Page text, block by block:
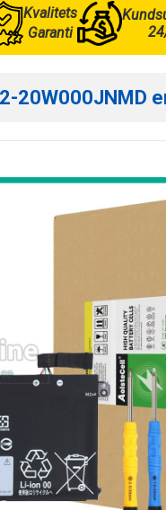
Kvalitets
Garanti